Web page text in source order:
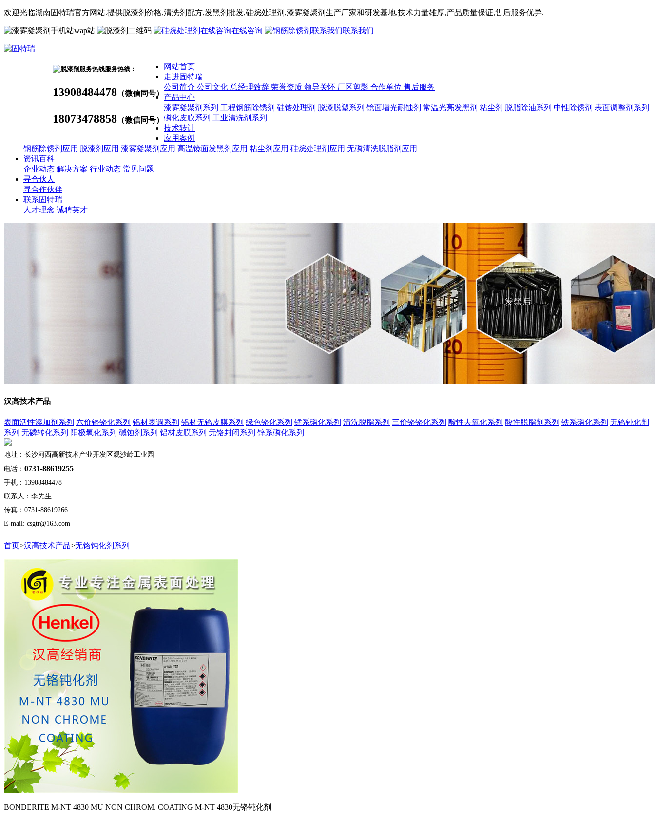
欢迎光临湖南固特瑞官方网站.提供脱漆剂价格,清洗剂 配方,发黑剂 批发,硅烷处理剂 ,漆雾凝聚剂 生产厂家和研发基地,技术力量雄厚,产品质量保证,售后服务优异.
wap站 在线咨询 联系我们
服务热线：
13908484478 （微信同号）
18073478858 （微信同号）
网站首页
走进固特瑞
公司简介 公司文化 总经理致辞 荣誉资质 领导关怀 厂区剪影 合作单位 售后服务
产品中心
漆雾凝聚剂系列 工程钢筋除锈剂 硅锆处理剂 脱漆脱塑系列 镜面增光耐蚀剂 常温光亮发黑剂 粘尘剂 脱脂除油系列 中性除锈剂 表面调整剂系列
磷化皮膜系列 工业清洗剂系列
技术转让
应用案例
钢筋除锈剂应用 脱漆剂应用 漆雾凝聚剂应用 高温镜面发黑剂应用 粘尘剂应用 硅烷处理剂应用 无磷清洗脱脂剂应用
资讯百科
企业动态 解决方案 行业动态 常见问题
寻合伙人
寻合作伙伴
联系固特瑞
人才理念 诚聘英才
汉高技术产品
表面活性添加剂系列 六价铬铬化系列 铝材表调系列 铝材无铬皮膜系列 绿色铬化系列 锰系磷化系列 清洗脱脂系列 三价铬铬化系列 酸性去氧化系列 酸性脱脂剂系列 铁系磷化系列 无铬钝化剂
系列 无磷转化系列 阳极氧化系列 碱蚀剂系列 铝材皮膜系列 无铬封闭系列 锌系磷化系列
地址：长沙河西高新技术产业开发区观沙岭工业园
电话： 0731-88619255
手机：13908484478
联系人：李先生
传真：0731-88619266
E-mail: csgtr@163.com
首页>汉高技术产品>无铬钝化剂系列
BONDERITE M-NT 4830 MU NON CHROM. COATING M-NT 4830无铬钝化剂